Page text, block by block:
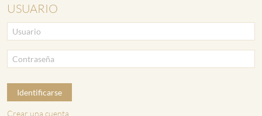
USUARIO
Identificarse
Crear una cuenta